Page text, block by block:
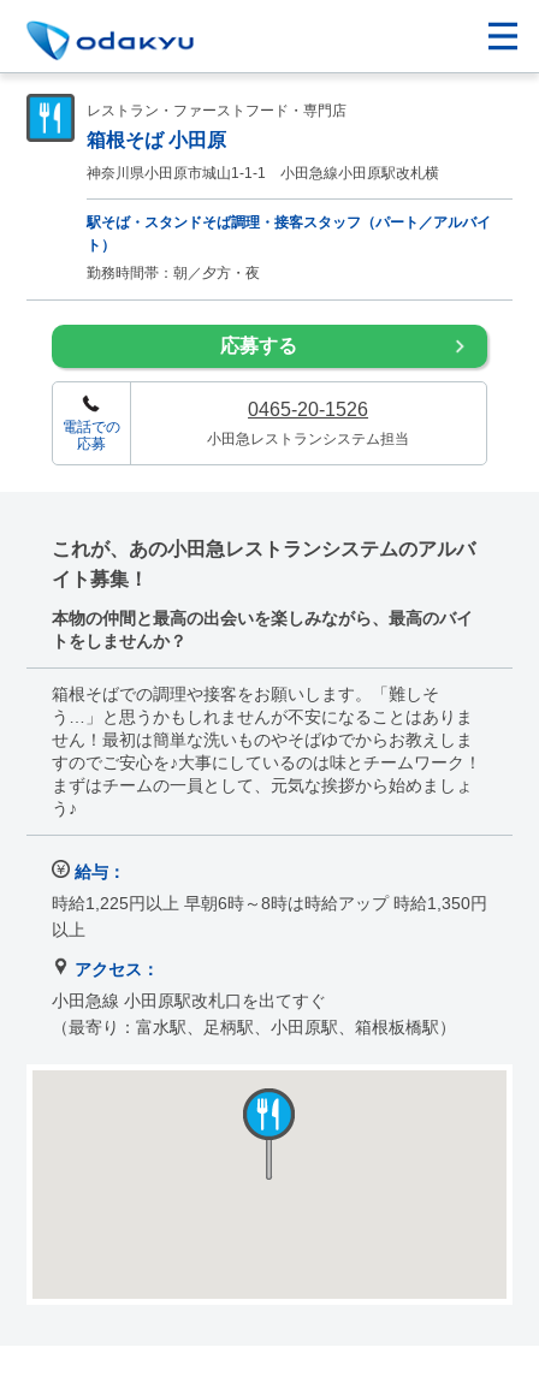
レストラン・ファーストフード・専門店
箱根そば 小田原
神奈川県小田原市城山1-1-1 小田急線小田原駅改札横
駅そば・スタンドそば調理・接客スタッフ（パート／アルバイ
ト）
勤務時間帯：朝／夕方・夜
応募する
電話での
応募
0465-20-1526
小田急レストランシステム担当
これが、あの小田急レストランシステムのアルバ
イト募集！
本物の仲間と最高の出会いを楽しみながら、最高のバイ
トをしませんか？
箱根そばでの調理や接客をお願いします。「難しそ
う…」と思うかもしれませんが不安になることはありま
せん！最初は簡単な洗いものやそばゆでからお教えしま
すのでご安心を♪大事にしているのは味とチームワーク！
まずはチームの一員として、元気な挨拶から始めましょ
う♪
給与：
時給1,225円以上 早朝6時～8時は時給アップ 時給1,350円
以上
アクセス：
小田急線 小田原駅改札口を出てすぐ
（最寄り：富水駅、足柄駅、小田原駅、箱根板橋駅）